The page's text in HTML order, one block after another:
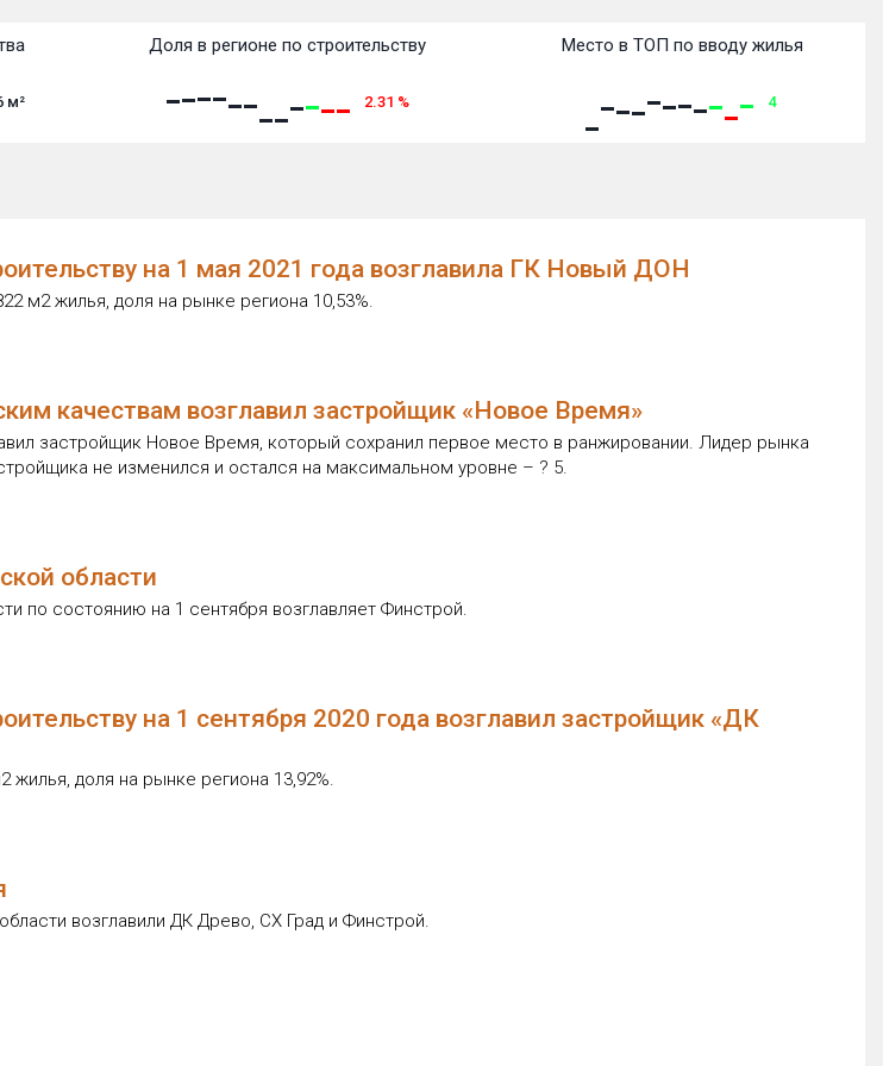
м²
Доля в регионе по строительству
2.31 %
Место в ТОП по вводу жилья
4
на 1 мая 2021 года возглавила ГК Новый ДОН
м2 жилья, доля на рынке региона 10,53%.
качествам возглавил застройщик «Новое Время»
застройщик Новое Время, который сохранил первое место в ранжировании. Лидер рынка
не изменился и остался на максимальном уровне – ? 5.
области
по состоянию на 1 сентября возглавляет Финстрой.
на 1 сентября 2020 года возглавил застройщик «ДК
доля на рынке региона 13,92%.
возглавили ДК Древо, СХ Град и Финстрой.